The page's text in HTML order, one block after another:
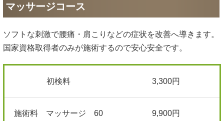
マッサージコース
ソフトな刺激で腰痛・肩こりなどの症状を改善へ導きます。
国家資格取得者のみが施術するので安心安全です。
初検料 3,300円
施術料 マッサージ 60
9,900円